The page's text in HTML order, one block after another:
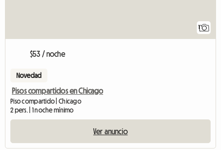
1
$53 / noche
Novedad
Pisos compartidos en Chicago
Piso compartido | Chicago
2 pers. | 1 noche mínimo
Ver anuncio